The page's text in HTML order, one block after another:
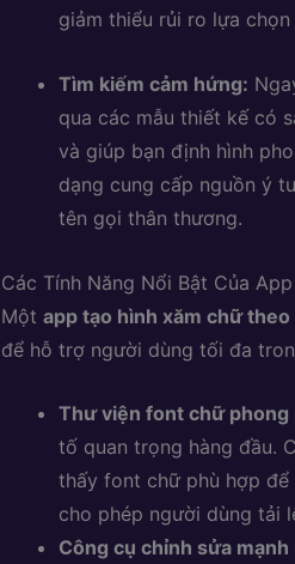
giảm thiểu rủi ro lựa
Tìm kiếm cảm hứng:
qua các mẫu thiết kế có
và giúp bạn định hình
dạng cung cấp nguồn ý
tên gọi thân thương.
Các Tính Năng Nổi Bật Của
Một app tạo hình xăm chữ theo
để hỗ trợ người dùng tối đa
Thư viện font chữ phong
tố quan trọng hàng đầu.
thấy font chữ phù hợp
cho phép người dùng tải
Công cụ chỉnh sửa mạnh